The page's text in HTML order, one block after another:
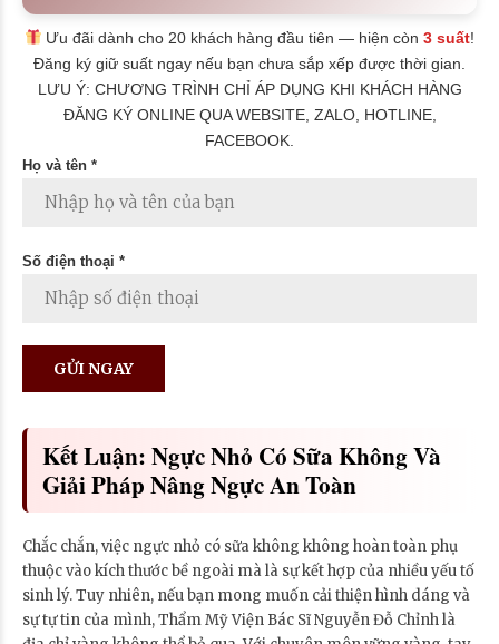
Ưu đãi dành cho 20 khách hàng đầu tiên — hiện còn3 suất!
Đăng ký giữ suất ngay nếu bạn chưa sắp xếp được thời gian.
LƯU Ý: CHƯƠNG TRÌNH CHỈ ÁP DỤNG KHI KHÁCH HÀNG
ĐĂNG KÝ ONLINE QUA WEBSITE, ZALO, HOTLINE,
FACEBOOK.
Họ và tên *
Số điện thoại *
Kết Luận: Ngực Nhỏ Có Sữa Không Và
Giải Pháp Nâng Ngực An Toàn
Chắc chắn, việc ngực nhỏ có sữa không không hoàn toàn phụ
thuộc vào kích thước bề ngoài mà là sự kết hợp của nhiều yếu tố
sinh lý. Tuy nhiên, nếu bạn mong muốn cải thiện hình dáng và
sự tự tin của mình, Thẩm Mỹ Viện Bác Sĩ Nguyễn Đỗ Chỉnh là